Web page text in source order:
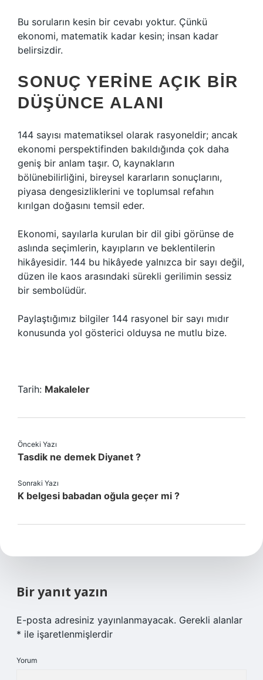
Bu soruların kesin bir cevabı yoktur. Çünkü
ekonomi, matematik kadar kesin; insan kadar
belirsizdir.
SONUÇ YERINE AÇIK BIR
DÜŞÜNCE ALANI
144 sayısı matematiksel olarak rasyoneldir; ancak
ekonomi perspektifinden bakıldığında çok daha
geniş bir anlam taşır. O, kaynakların
bölünebilirliğini, bireysel kararların sonuçlarını,
piyasa dengesizliklerini ve toplumsal refahın
kırılgan doğasını temsil eder.
Ekonomi, sayılarla kurulan bir dil gibi görünse de
aslında seçimlerin, kayıpların ve beklentilerin
hikâyesidir. 144 bu hikâyede yalnızca bir sayı değil,
düzen ile kaos arasındaki sürekli gerilimin sessiz
bir sembolüdür.
Paylaştığımız bilgiler 144 rasyonel bir sayı mıdır
konusunda yol gösterici olduysa ne mutlu bize.
Tarih: Makaleler
Önceki Yazı
Tasdik ne demek Diyanet ?
Sonraki Yazı
K belgesi babadan oğula geçer mi ?
Bir yanıt yazın
E-posta adresiniz yayınlanmayacak. Gerekli alanlar
* ile işaretlenmişlerdir
Yorum